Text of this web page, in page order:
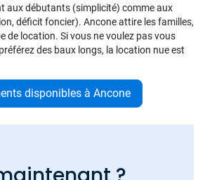
aux débutants (simplicité) comme aux
déficit foncier). Ancone attire les familles,
de location. Si vous ne voulez pas vous
des baux longs, la location nue est
disponibles à Ancone